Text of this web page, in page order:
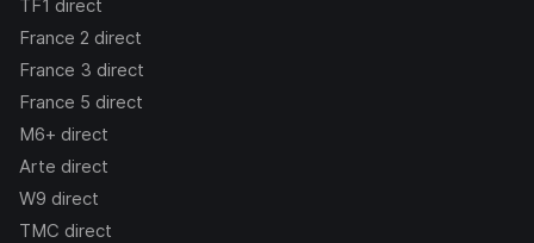
TF1 direct
France 2 direct
France 3 direct
France 5 direct
M6+ direct
Arte direct
W9 direct
TMC direct